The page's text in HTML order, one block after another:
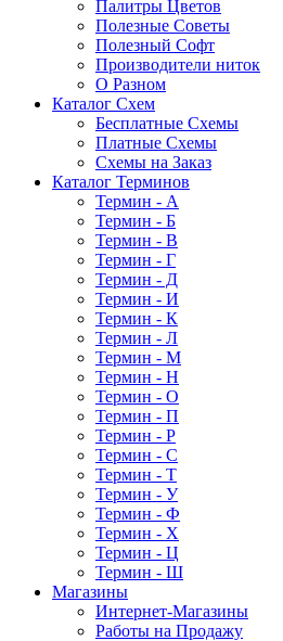
Палитры Цветов
Полезные Советы
Полезный Софт
Производители ниток
О Разном
Каталог Схем
Бесплатные Схемы
Платные Схемы
Схемы на Заказ
Каталог Терминов
Термин - А
Термин - Б
Термин - В
Термин - Г
Термин - Д
Термин - И
Термин - К
Термин - Л
Термин - М
Термин - Н
Термин - О
Термин - П
Термин - Р
Термин - С
Термин - Т
Термин - У
Термин - Ф
Термин - Х
Термин - Ц
Термин - Ш
Магазины
Интернет-Магазины
Работы на Продажу